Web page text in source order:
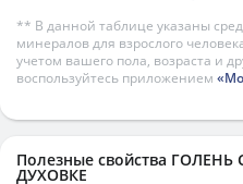
** В данной таблице указаны
минералов для взрослого
учетом вашего пола, возраста и
воспользуйтесь приложением
Полезные свойства
ДУХОВКЕ